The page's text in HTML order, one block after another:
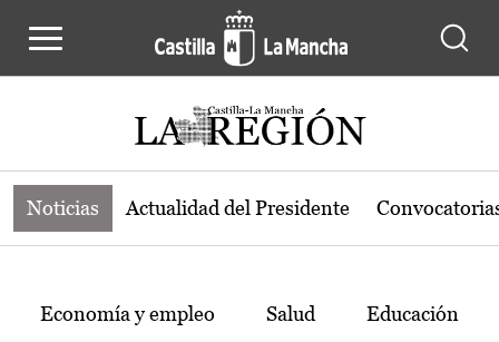
Noticias de la región de Castilla-La
Noticias Actualidad del Presidente
Temas
Economía y empleo Salud Educación